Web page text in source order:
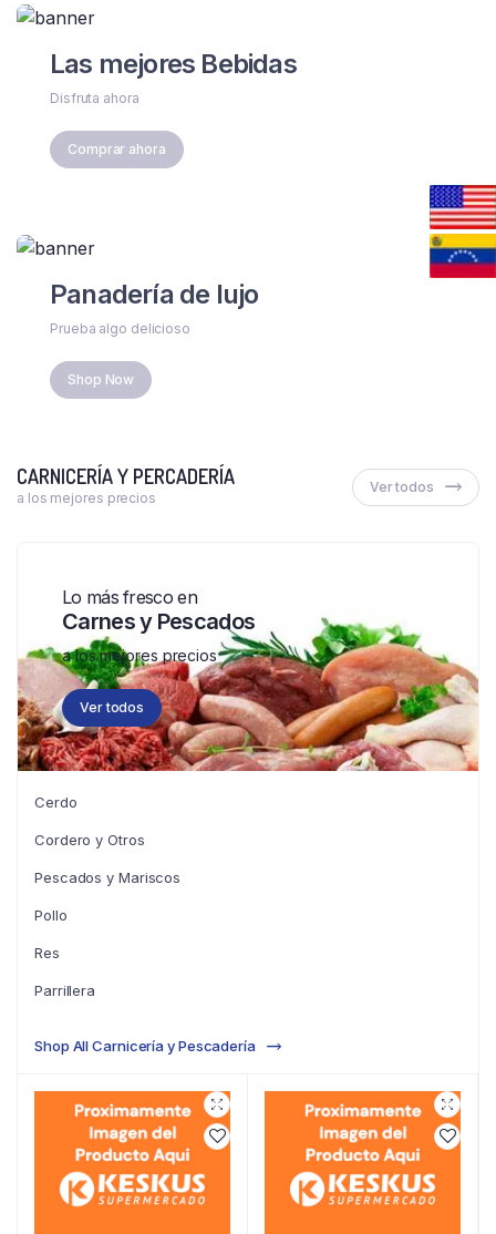
Las mejores Bebidas
Disfruta ahora
Comprar ahora
Panadería de lujo
Prueba algo delicioso
Shop Now
CARNICERÍA Y PERCADERÍA
a los mejores precios
Ver todos
Lo más fresco en
Carnes y Pescados
a los mejores precios
Ver todos
Cerdo
Cordero y Otros
Pescados y Mariscos
Pollo
Res
Parrillera
Shop All Carnicería y Pescadería